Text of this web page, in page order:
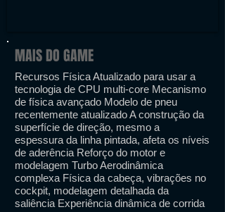
MAIS DO GAME
Recursos Física Atualizado para usar a
tecnologia de CPU multi-core Mecanismo
de física avançado Modelo de pneu
recentemente atualizado A construção da
superfície de direção, mesmo a
espessura da linha pintada, afeta os níveis
de aderência Reforço do motor e
modelagem Turbo Aerodinâmica
complexa Física da cabeça, vibrações no
cockpit, modelagem detalhada da
saliência Experiência dinâmica de corrida